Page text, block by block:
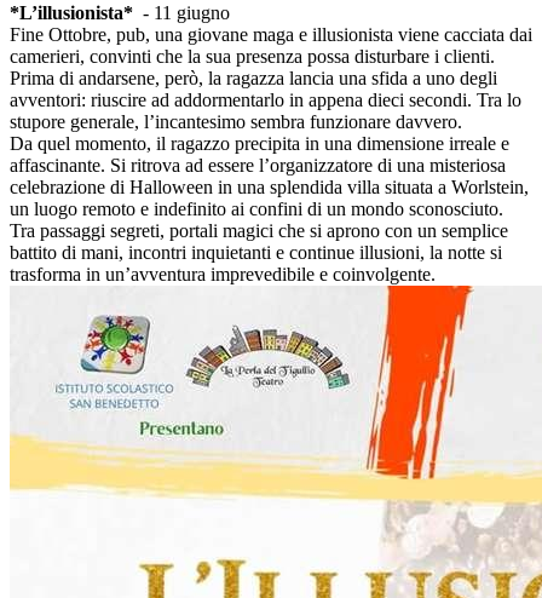
*L’illusionista* - 11 giugno
Fine Ottobre, pub, una giovane maga e illusionista viene cacciata dai
camerieri, convinti che la sua presenza possa disturbare i clienti.
Prima di andarsene, però, la ragazza lancia una sfida a uno degli
avventori: riuscire ad addormentarlo in appena dieci secondi. Tra lo
stupore generale, l’incantesimo sembra funzionare davvero.
Da quel momento, il ragazzo precipita in una dimensione irreale e
affascinante. Si ritrova ad essere l’organizzatore di una misteriosa
celebrazione di Halloween in una splendida villa situata a Worlstein,
un luogo remoto e indefinito ai confini di un mondo sconosciuto.
Tra passaggi segreti, portali magici che si aprono con un semplice
battito di mani, incontri inquietanti e continue illusioni, la notte si
trasforma in un’avventura imprevedibile e coinvolgente.